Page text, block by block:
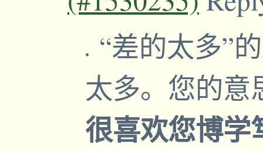
“差的太多”
太多。您的
很喜欢您博